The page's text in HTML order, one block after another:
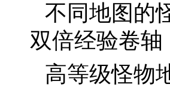
不同地图的
双倍经验卷
高等级怪物